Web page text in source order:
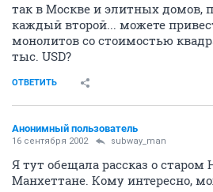
так в Москве и элитных домов,
каждый второй... можете
монолитов со стоимостью
тыс. USD?
ОТВЕТИТЬ
Анонимный пользователь
16 сентября 2002 subway_man
Я тут обещала рассказ о
Манхеттане. Кому интересно,